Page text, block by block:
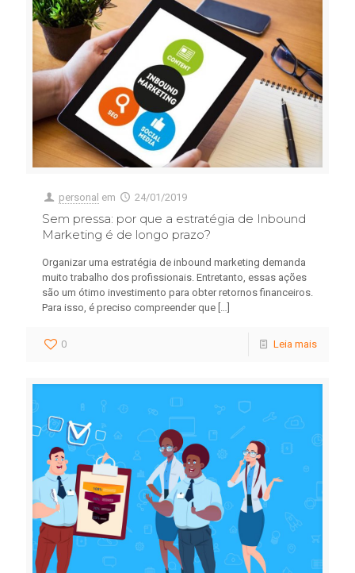
personal em 24/01/2019
Sem pressa: por que a estratégia de Inbound
Marketing é de longo prazo?
Organizar uma estratégia de inbound marketing demanda
muito trabalho dos profissionais. Entretanto, essas ações
são um ótimo investimento para obter retornos financeiros.
Para isso, é preciso compreender que […]
0 Leia mais